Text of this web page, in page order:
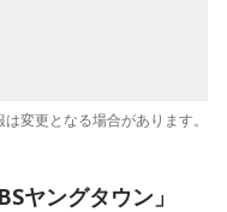
変更となる場合があります。
ヤングタウン」